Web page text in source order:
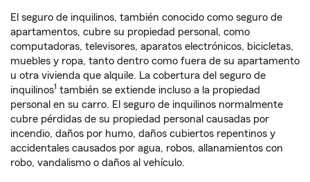
El seguro de inquilinos, también conocido como seguro de
apartamentos, cubre su propiedad personal, como
computadoras, televisores, aparatos electrónicos, bicicletas,
muebles y ropa, tanto dentro como fuera de su apartamento
u otra vivienda que alquile. La cobertura del seguro de
inquilinos1 también se extiende incluso a la propiedad
personal en su carro. El seguro de inquilinos normalmente
cubre pérdidas de su propiedad personal causadas por
incendio, daños por humo, daños cubiertos repentinos y
accidentales causados por agua, robos, allanamientos con
robo, vandalismo o daños al vehículo.